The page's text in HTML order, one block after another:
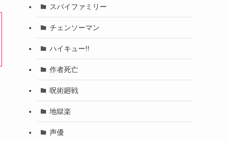
スパイファミリー
チェンソーマン
ハイキュー!!
作者死亡
呪術廻戦
地獄楽
声優